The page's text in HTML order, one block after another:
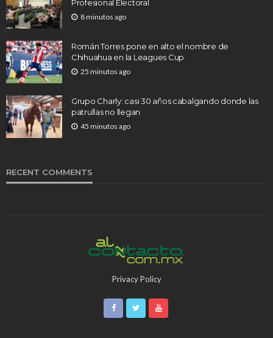
Profesional Electoral
8 minutos ago
Román Torres pone en alto el nombre de
Chihuahua en la Leagues Cup
25 minutos ago
Grupo Charly: casi 30 años cabalgando donde las
patrullas no llegan
45 minutos ago
RECENT COMMENTS
Privacy Policy